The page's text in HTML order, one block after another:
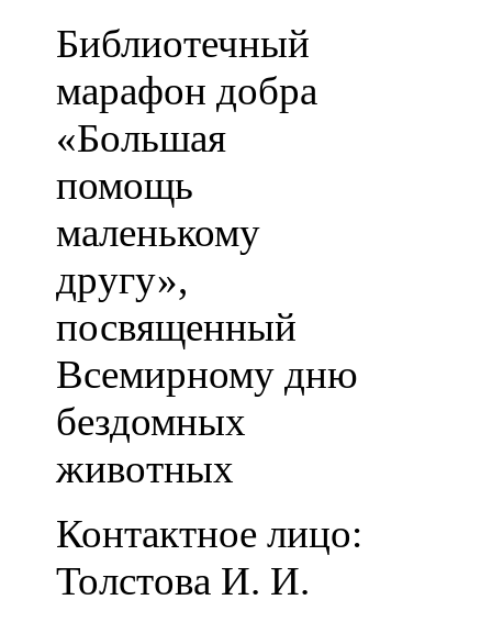
Библиотечный
марафон добра
«Большая
помощь
маленькому
другу»,
посвященный
Всемирному дню
бездомных
животных
Контактное лицо:
Толстова И. И.